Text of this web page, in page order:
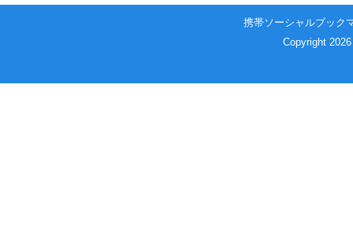
携帯ソーシャルブック
Copyright